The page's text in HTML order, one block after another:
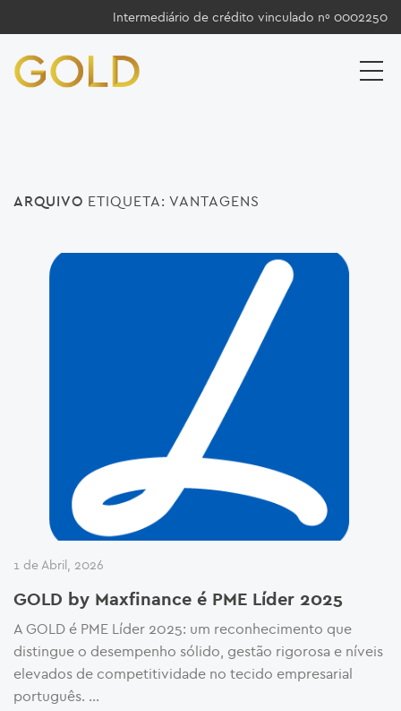
Intermediário de crédito vinculado nº 0002250
ARQUIVO ETIQUETA: VANTAGENS
1 de Abril, 2026
GOLD by Maxfinance é PME Líder 2025
A GOLD é PME Líder 2025: um reconhecimento que
distingue o desempenho sólido, gestão rigorosa e níveis
elevados de competitividade no tecido empresarial
português. …